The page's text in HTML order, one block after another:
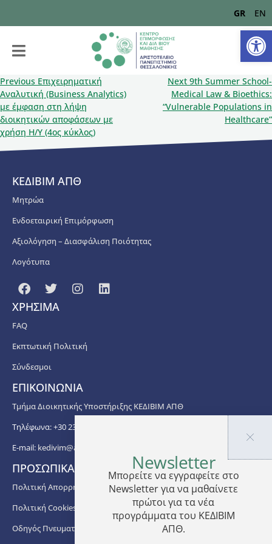
GR EN
Previous Επιχειρηματική
Αναλυτική (Business Analytics)
με έμφαση στη λήψη
διοικητικών αποφάσεων με
χρήση Η/Υ (4ος κύκλος)
Next 9th Summer School-
Medical Law & Bioethics:
“Vulnerable Populations in
Healthcare”
ΚΕΔΙΒΙΜ ΑΠΘ
Μητρώα
Ενδοεταιρική Επιμόρφωση
Αξιολόγηση – Διασφάλιση Ποιότητας
Λογότυπα
ΧΡΗΣΙΜΑ
FAQ
Εκπτωτική Πολιτική
Σύνδεσμοι
ΕΠΙΚΟΙΝΩΝΙΑ
Τμήμα Διοικητικής Υποστήριξης ΚΕΔΙΒΙΜ ΑΠΘ
Τηλέφωνα: +30 2310 99 67 -76, -88, -82, -83, -81
E-mail: kedivim@auth.gr
ΠΡΟΣΩΠΙΚΑ ΔΕΔΟΜΕΝΑ
Πολιτική Απορρήτου
Πολιτική Cookies
Οδηγός Πνευματικής Ιδιοκτησίας ΑΠΘ
Newsletter
Μπορείτε να εγγραφείτε στο
Newsletter για να μαθαίνετε
πρώτοι για τα νέα
προγράμματα του ΚΕΔΙΒΙΜ
ΑΠΘ.